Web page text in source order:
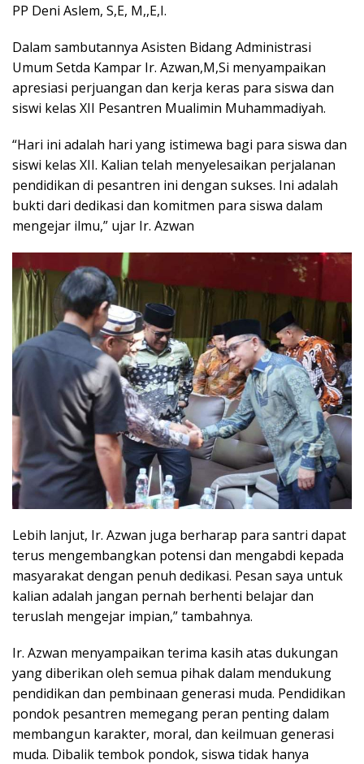
PP Deni Aslem, S,E, M,,E,I.
Dalam sambutannya Asisten Bidang Administrasi
Umum Setda Kampar Ir. Azwan,M,Si menyampaikan
apresiasi perjuangan dan kerja keras para siswa dan
siswi kelas XII Pesantren Mualimin Muhammadiyah.
“Hari ini adalah hari yang istimewa bagi para siswa dan
siswi kelas XII. Kalian telah menyelesaikan perjalanan
pendidikan di pesantren ini dengan sukses. Ini adalah
bukti dari dedikasi dan komitmen para siswa dalam
mengejar ilmu,” ujar Ir. Azwan
Lebih lanjut, Ir. Azwan juga berharap para santri dapat
terus mengembangkan potensi dan mengabdi kepada
masyarakat dengan penuh dedikasi. Pesan saya untuk
kalian adalah jangan pernah berhenti belajar dan
teruslah mengejar impian,” tambahnya.
Ir. Azwan menyampaikan terima kasih atas dukungan
yang diberikan oleh semua pihak dalam mendukung
pendidikan dan pembinaan generasi muda. Pendidikan
pondok pesantren memegang peran penting dalam
membangun karakter, moral, dan keilmuan generasi
muda. Dibalik tembok pondok, siswa tidak hanya